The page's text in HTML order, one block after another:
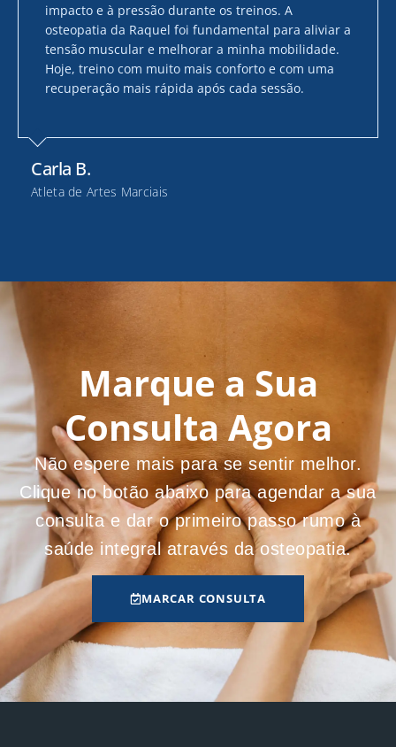
impacto e à pressão durante os treinos. A
osteopatia da Raquel foi fundamental para aliviar a
tensão muscular e melhorar a minha mobilidade.
Hoje, treino com muito mais conforto e com uma
recuperação mais rápida após cada sessão.
Carla B.
Atleta de Artes Marciais
Marque a Sua
Consulta Agora
Não espere mais para se sentir melhor.
Clique no botão abaixo para agendar a sua
consulta e dar o primeiro passo rumo à
saúde integral através da osteopatia.
MARCAR CONSULTA